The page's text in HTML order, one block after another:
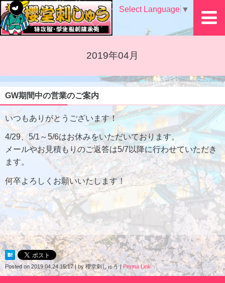
Select Language ▼
2019年04月
GW期間中の営業のご案内
いつもありがとうございます！
4/29、5/1～5/6はお休みをいただいております。
メールやお見積もりのご返答は5/7以降に行わせていただき
ます。
何卒よろしくお願いいたします！
Posted on2019.04.24 15:17|by櫻堂刺しゅう|Perma Link